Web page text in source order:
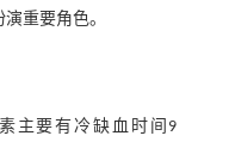
重要角色。
主要有冷缺血时间9